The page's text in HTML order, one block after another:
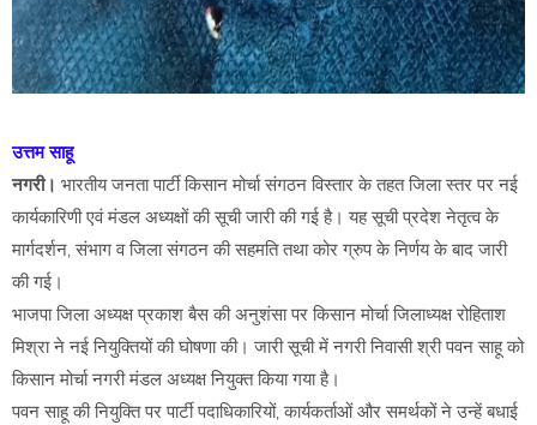
उत्तम साहू
नगरी। भारतीय जनता पार्टी किसान मोर्चा संगठन विस्तार के तहत जिला स्तर पर नई
कार्यकारिणी एवं मंडल अध्यक्षों की सूची जारी की गई है। यह सूची प्रदेश नेतृत्व के
मार्गदर्शन, संभाग व जिला संगठन की सहमति तथा कोर ग्रुप के निर्णय के बाद जारी
की गई।
भाजपा जिला अध्यक्ष प्रकाश बैस की अनुशंसा पर किसान मोर्चा जिलाध्यक्ष रोहिताश
मिश्रा ने नई नियुक्तियों की घोषणा की। जारी सूची में नगरी निवासी श्री पवन साहू को
किसान मोर्चा नगरी मंडल अध्यक्ष नियुक्त किया गया है।
पवन साहू की नियुक्ति पर पार्टी पदाधिकारियों, कार्यकर्ताओं और समर्थकों ने उन्हें बधाई